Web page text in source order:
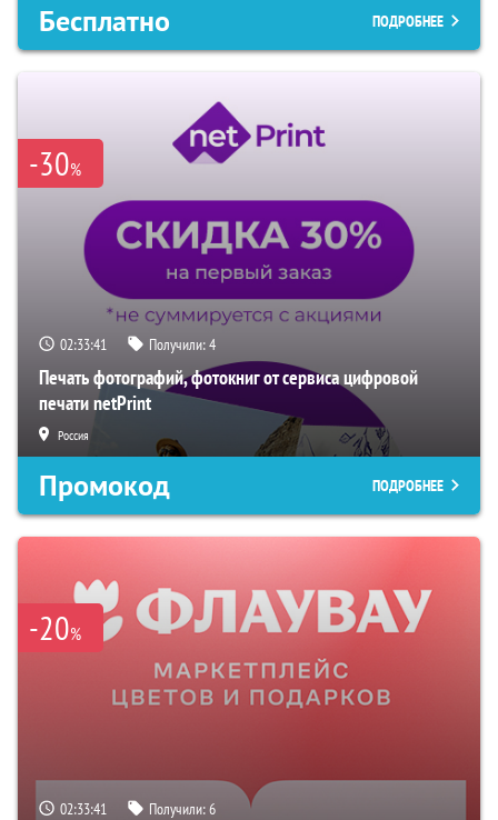
Бесплатно ПОДРОБНЕЕ
-30%
02:33:40 Получили:4
Печать фотографий, фотокниг от сервиса цифровой
печати netPrint
Россия
Промокод ПОДРОБНЕЕ
-20%
02:33:40 Получили:6